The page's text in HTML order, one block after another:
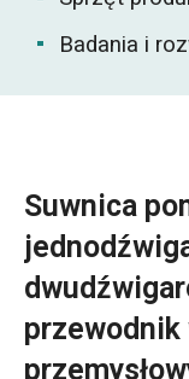
Badania i
Suwnica
przewodnik
اردو
Kiswahili
Dansk
Norsk
O‘zbekcha